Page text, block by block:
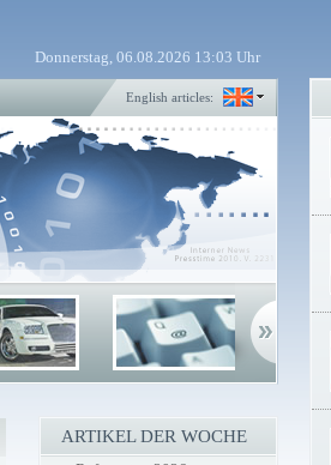
Donnerstag, 06.08.2026 13:03 Uhr
English articles:
ARTIKEL DER WOCHE